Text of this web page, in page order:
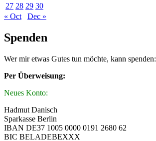
27 28 29 30
« Oct
Dec »
Spenden
Wer mir etwas Gutes tun möchte, kann spenden:
Per Überweisung:
Neues Konto:
Hadmut Danisch
Sparkasse Berlin
IBAN DE37 1005 0000 0191 2680 62
BIC BELADEBEXXX